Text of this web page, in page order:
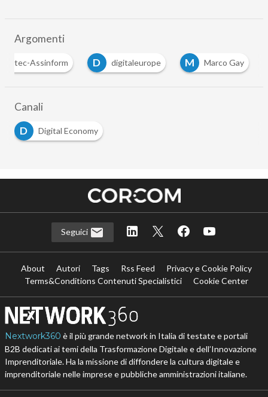
Argomenti
Anitec-Assinform D digitaleurope M Marco Gay
Canali
D
Digital Economy
Seguici
About Autori Tags Rss Feed
Privacy e Cookie Policy
Terms&Conditions Contenuti Specialistici
Cookie Center
Nextwork360 è il più grande network in Italia di testate e portali
B2B dedicati ai temi della Trasformazione Digitale e dell’Innovazione
Imprenditoriale. Ha la missione di diffondere la cultura digitale e
imprenditoriale nelle imprese e pubbliche amministrazioni italiane.